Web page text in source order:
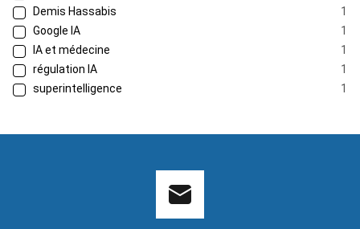
Demis Hassabis
1
Google IA
1
IA et médecine
1
régulation IA
1
superintelligence
1